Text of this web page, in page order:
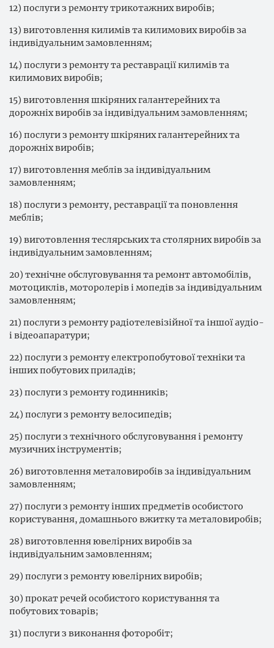
12) послуги з ремонту трикотажних виробів;
13) виготовлення килимів та килимових виробів за
індивідуальним замовленням;
14) послуги з ремонту та реставрації килимів та
килимових виробів;
15) виготовлення шкіряних галантерейних та
дорожніх виробів за індивідуальним замовленням;
16) послуги з ремонту шкіряних галантерейних та
дорожніх виробів;
17) виготовлення меблів за індивідуальним
замовленням;
18) послуги з ремонту, реставрації та поновлення
меблів;
19) виготовлення теслярських та столярних виробів за
індивідуальним замовленням;
20) технічне обслуговування та ремонт автомобілів,
мотоциклів, моторолерів і мопедів за індивідуальним
замовленням;
21) послуги з ремонту радіотелевізійної та іншої аудіо-
і відеоапаратури;
22) послуги з ремонту електропобутової техніки та
інших побутових приладів;
23) послуги з ремонту годинників;
24) послуги з ремонту велосипедів;
25) послуги з технічного обслуговування і ремонту
музичних інструментів;
26) виготовлення металовиробів за індивідуальним
замовленням;
27) послуги з ремонту інших предметів особистого
користування, домашнього вжитку та металовиробів;
28) виготовлення ювелірних виробів за
індивідуальним замовленням;
29) послуги з ремонту ювелірних виробів;
30) прокат речей особистого користування та
побутових товарів;
31) послуги з виконання фоторобіт;